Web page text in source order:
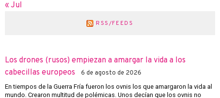
« Jul
RSS/FEEDS
Los drones (rusos) empiezan a amargar la vida a los
cabecillas europeos
6 de agosto de 2026
En tiempos de la Guerra Fría fueron los ovnis los que amargaron la vida al
mundo. Crearon multitud de polémicas. Unos decían que los ovnis no